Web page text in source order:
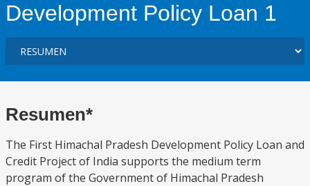
Development Policy Loan 1
Resumen*
The First Himachal Pradesh Development Policy Loan and
Credit Project of India supports the medium term
program of the Government of Himachal Pradesh